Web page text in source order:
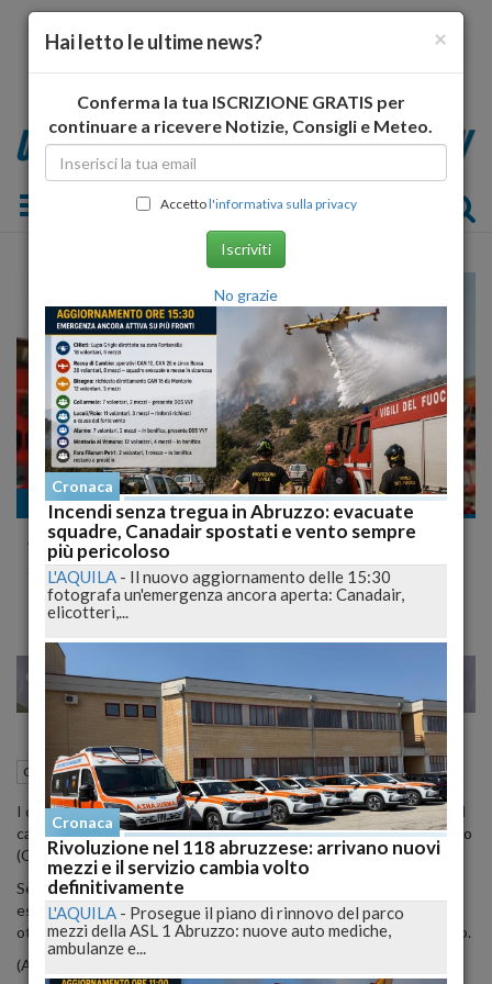
Toggle navigation
Cronaca
ABUSIVISMO EDILIZIO: CARABINIERI
SEQUESTRANO CANTIERE EDILE
MILANO 22
Cronaca Chieti (CH) 20 Giugno 2008 18:39
I carabinieri della compagnia di Vasto (Chieti) hanno sequestrato il
cantiere per la ristrutturazione di un edificio alla periferia di Cupello
(Chieti).
Secondo quanto accertato dai militari, i lavori sarebbero stati
eseguiti in difformità rispetto al titolo concessorio regolarmente
ottenuto. Denunciata la titolare, D.B., operaia di 34 anni, di Cupello.
(AGI)
×
Hai letto le ultime news?
Conferma la tua ISCRIZIONE GRATIS per
continuare a ricevere Notizie, Consigli e Meteo.
Accettol'informativa sulla privacy
Iscriviti
No grazie
Cronaca
Incendi senza tregua in Abruzzo: evacuate
squadre, Canadair spostati e vento sempre
più pericoloso
L'AQUILA - Il nuovo aggiornamento delle 15:30
fotografa un'emergenza ancora aperta: Canadair,
elicotteri,...
Cronaca
Rivoluzione nel 118 abruzzese: arrivano nuovi
mezzi e il servizio cambia volto
definitivamente
L'AQUILA - Prosegue il piano di rinnovo del parco
mezzi della ASL 1 Abruzzo: nuove auto mediche,
ambulanze e...